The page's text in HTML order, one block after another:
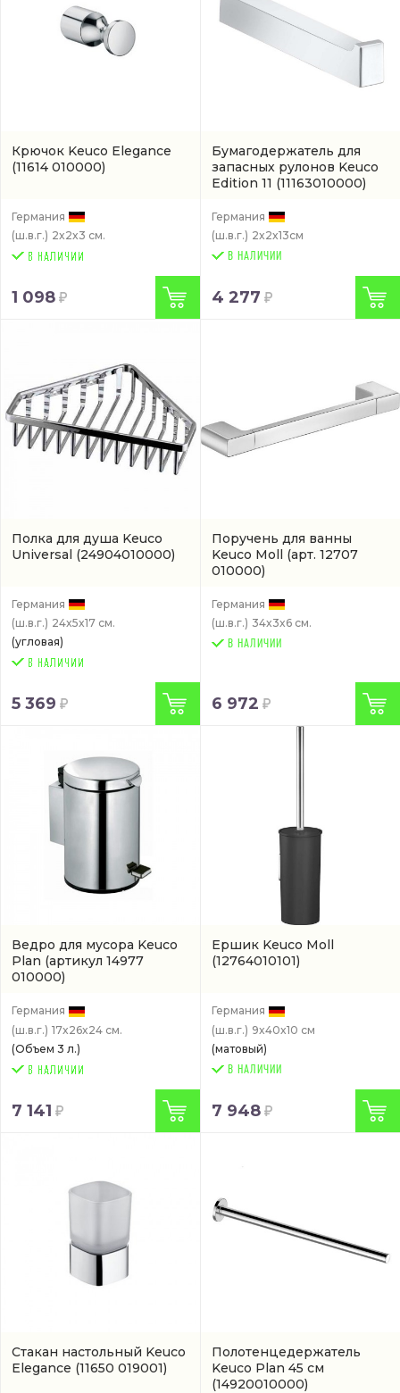
Крючок Keuco Elegance
(11614 010000)
Германия
(ш.в.г.) 2x2x3 см.
1 098
Бумагодержатель для
запасных рулонов Keuco
Edition 11 (11163010000)
Германия
(ш.в.г.) 2x2x13см
В НАЛИЧИИ
4 277
Полка для душа Keuco
Universal (24904010000)
Германия
(ш.в.г.) 24x5x17 см.
(угловая)
5 369
Поручень для ванны
Keuco Moll (арт. 12707
010000)
Германия
(ш.в.г.) 34x3x6 см.
В НАЛИЧИИ
6 972
Ведро для мусора Keuco
Plan (артикул 14977
010000)
Германия
(ш.в.г.) 17x26x24 см.
(Объем 3 л.)
7 141
Ершик Keuco Moll
(12764010101)
Германия
(ш.в.г.) 9x40x10 см
(матовый)
В НАЛИЧИИ
7 948
Стакан настольный Keuco
Elegance (11650 019001)
Полотенцедержатель
Keuco Plan 45 см
(14920010000)